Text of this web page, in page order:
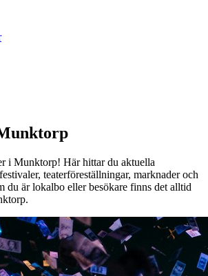
i Munktorp! Här hittar du aktuella
teaterföreställningar, marknader och
du är lokalbo eller besökare finns det alltid